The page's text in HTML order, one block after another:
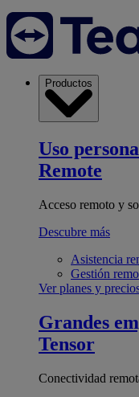
Productos
Uso
Remote
Acceso remoto y
Descubre más
Asistencia
Gestión
Ver planes y
Grandes
Tensor
Conectividad